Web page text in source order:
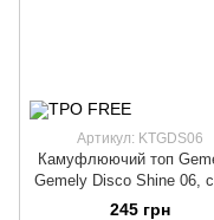
Артикул: KTGDS06
Камуфлюючий топ
Gemely Disco Shine 06,
Yukki, 10 мл
245 грн